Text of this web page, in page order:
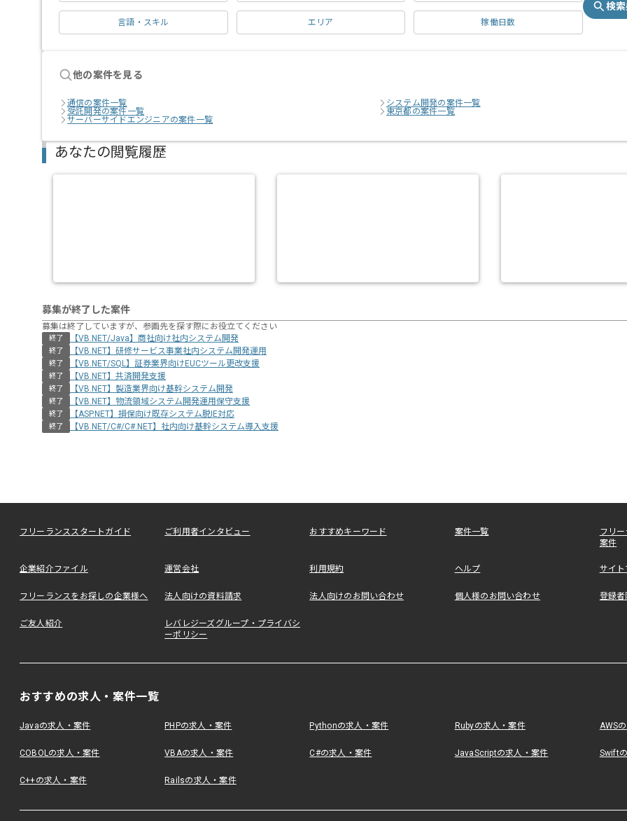
言語・スキル エリア 稼働日数
検
他の案件を見る
通信の案件一覧
システム開発の案件一覧
受託開発の案件一覧
東京都の案件一覧
サーバーサイドエンジニアの案件一覧
あなたの閲覧履歴
募集が終了した案件
募集は終了していますが、参画先を探す際にお役立てください
終了 【VB.NET/Java】商社向け社内システム開発
終了 【VB.NET】研修サービス事業社内システム開発運用
終了 【VB.NET/SQL】証券業界向けEUCツール更改支援
終了 【VB.NET】共済開発支援
終了 【VB.NET】製造業界向け基幹システム開発
終了 【VB.NET】物流領域システム開発運用保守支援
終了 【ASP.NET】損保向け既存システム脱IE対応
終了 【VB.NET/C#/C#.NET】社内向け基幹システム導入支援
フリーランススタートガイド ご利用者インタビュー おすすめキーワード 案件一覧
フリ
案件
企業紹介ファイル 運営会社 利用規約 ヘルプ サイ
フリーランスをお探しの企業様へ 法人向けの資料請求 法人向けのお問い合わせ 個人様のお問い合わせ 登録者
ご友人紹介
レバレジーズグループ・プライバシ
ーポリシー
おすすめの求人・案件一覧
Javaの求人・案件 PHPの求人・案件 Pythonの求人・案件 Rubyの求人・案件 AWS
COBOLの求人・案件 VBAの求人・案件 C#の求人・案件 JavaScriptの求人・案件 Swift
C++の求人・案件 Railsの求人・案件